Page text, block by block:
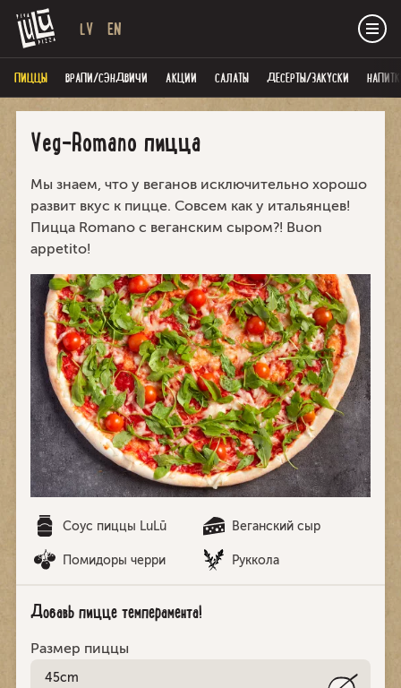
LV EN
ПИЦЦЫ ВРАПИ/СЭНДВИЧИ AКЦИИ САЛАТЫ ДЕСЕРТЫ/ЗАКУСКИ
Veg-Romano пицца
Мы знаем, что у веганов исключительно хорошо
развит вкус к пицце. Совсем как у итальянцев!
Пицца Romano с веганским сыром?! Buon
appetito!
Соус пиццы LuLū Веганский сыр
Помидоры черри Руккола
Добавь пицце темперамента!
Размер пиццы
45cm